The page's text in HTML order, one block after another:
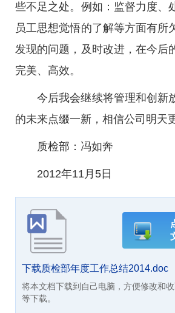
些不足之处。例如：监督力度、
员工思想觉悟的了解等方面有所
发现的问题，及时改进，在今后
完美、高效。
今后我会继续将管理和创新
的未来点缀一新，相信公司明天
质检部：冯如奔
2012年11月5日
下载质检部年度工作总结2014.doc
将本文档下载到自己电脑，方便修改和
等下载。